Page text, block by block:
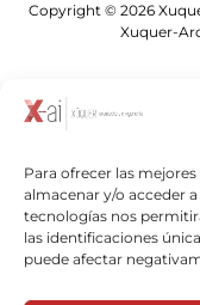
Para ofrecer las
almacenar y/o acceder
tecnologías nos
las identificaciones
puede afectar
Copyright © 2026
Xuquer-